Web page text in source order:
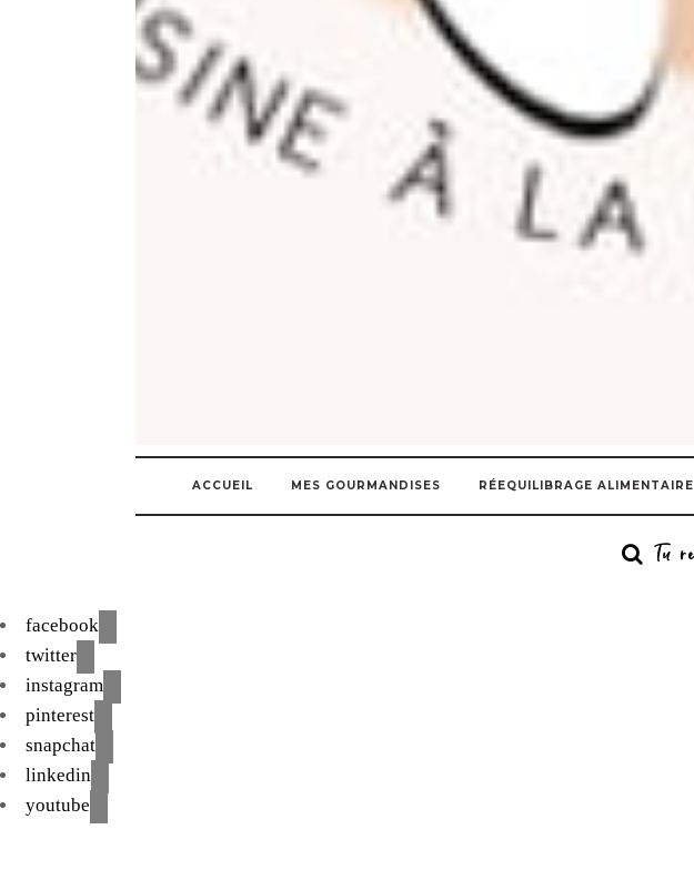
ACCUEIL MES GOURMANDISES RÉEQUILIBRAGE ALIMENTAIRE
facebook
twitter
instagram
pinterest
snapchat
linkedin
youtube